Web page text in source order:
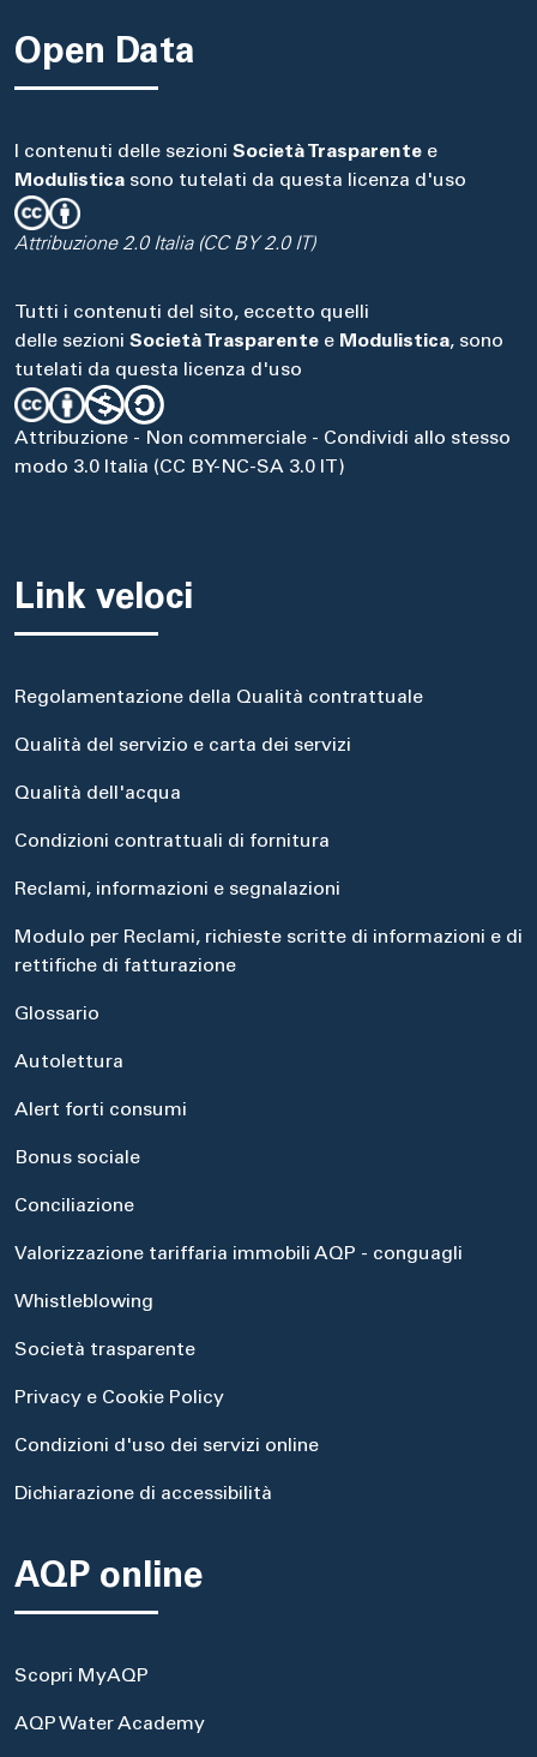
Open Data
I contenuti delle sezioni Società Trasparente e
Modulistica sono tutelati da questa licenza d'uso
Attribuzione 2.0 Italia (CC BY 2.0 IT)
Tutti i contenuti del sito, eccetto quelli
delle sezioni Società Trasparente e Modulistica, sono
tutelati da questa licenza d'uso
Attribuzione - Non commerciale - Condividi allo stesso
modo 3.0 Italia (CC BY-NC-SA 3.0 IT)
Link veloci
Regolamentazione della Qualità contrattuale
Qualità del servizio e carta dei servizi
Qualità dell'acqua
Condizioni contrattuali di fornitura
Reclami, informazioni e segnalazioni
Modulo per Reclami, richieste scritte di informazioni e di
rettifiche di fatturazione
Glossario
Autolettura
Alert forti consumi
Bonus sociale
Conciliazione
Valorizzazione tariffaria immobili AQP - conguagli
Whistleblowing
Società trasparente
Privacy e Cookie Policy
Condizioni d'uso dei servizi online
Dichiarazione di accessibilità
AQP online
Scopri MyAQP
AQP Water Academy